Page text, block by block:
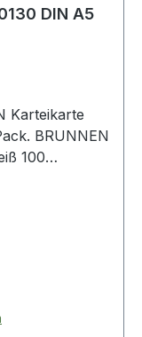
DIN A5
Karteikarte
100